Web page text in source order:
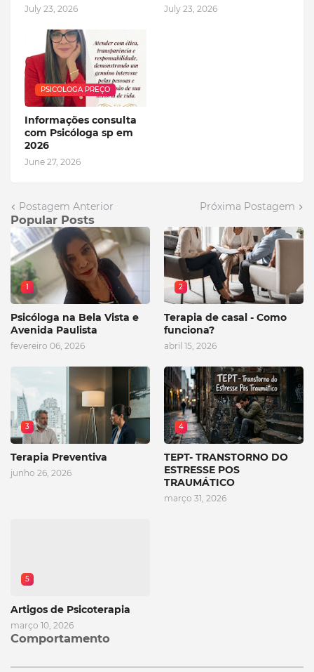
July 23, 2026 July 23, 2026
PSICOLOGA PREÇO
Informações consulta
com Psicóloga sp em
2026
June 27, 2026
Postagem Anterior Próxima Postagem
Popular Posts
1
Psicóloga na Bela Vista e
Avenida Paulista
fevereiro 06, 2026
2
Terapia de casal - Como
funciona?
abril 15, 2026
3
Terapia Preventiva
junho 26, 2026
4
TEPT- TRANSTORNO DO
ESTRESSE POS
TRAUMÁTICO
março 31, 2026
5
Artigos de Psicoterapia
março 10, 2026
Comportamento